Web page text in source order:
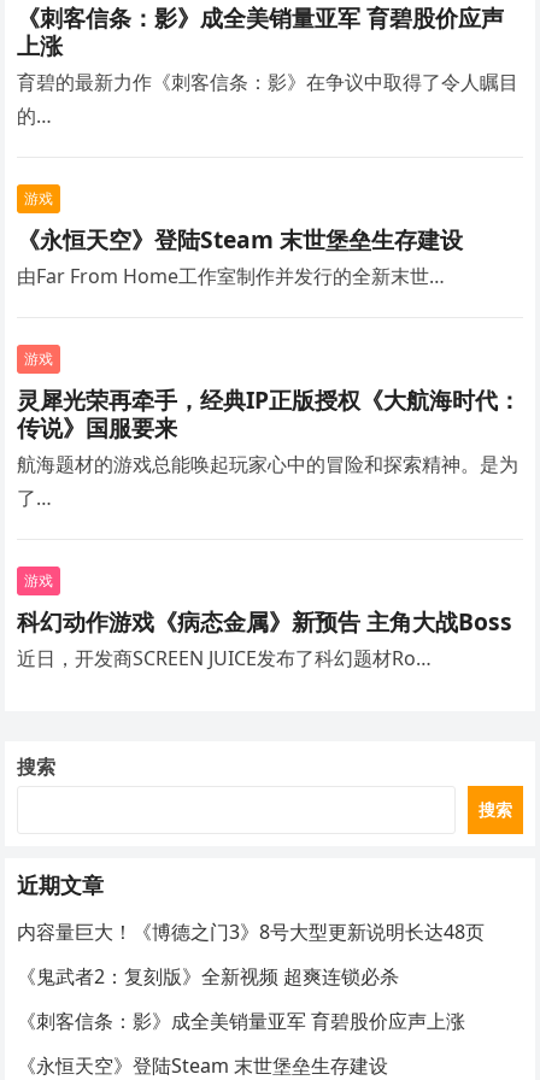
《刺客信条：影》成全美销量亚军 育碧股价应声
上涨
育碧的最新力作《刺客信条：影》在争议中取得了令人瞩目
的…
游戏
《永恒天空》登陆Steam 末世堡垒生存建设
由Far From Home工作室制作并发行的全新末世…
游戏
灵犀光荣再牵手，经典IP正版授权《大航海时代：
传说》国服要来
航海题材的游戏总能唤起玩家心中的冒险和探索精神。是为
了…
游戏
科幻动作游戏《病态金属》新预告 主角大战Boss
近日，开发商SCREEN JUICE发布了科幻题材Ro…
搜索
搜索
近期文章
内容量巨大！《博德之门3》8号大型更新说明长达48页
《鬼武者2：复刻版》全新视频 超爽连锁必杀
《刺客信条：影》成全美销量亚军 育碧股价应声上涨
《永恒天空》登陆Steam 末世堡垒生存建设